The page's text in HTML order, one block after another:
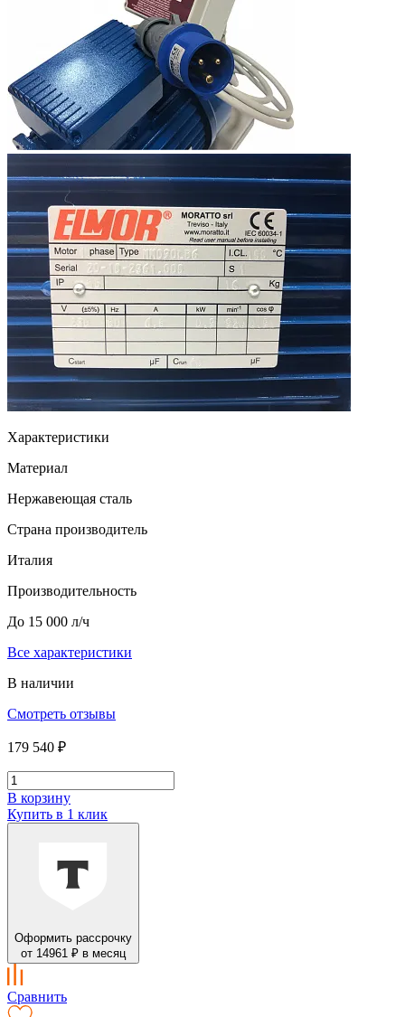
Характеристики
Материал
Нержавеющая сталь
Страна производитель
Италия
Производительность
До 15 000 л/ч
Все характеристики
В наличии
Смотреть отзывы
179 540 ₽
В корзину
Купить в 1 клик
Оформить рассрочку
от 14961 ₽ в месяц
Сравнить